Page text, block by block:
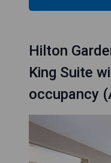
Hilton
King Suite
occupancy